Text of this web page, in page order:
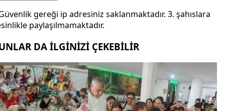
gereği ip adresiniz saklanmaktadır. 3. şahıslara
paylaşılmamaktadır.
DA İLGİNİZİ ÇEKEBİLİR